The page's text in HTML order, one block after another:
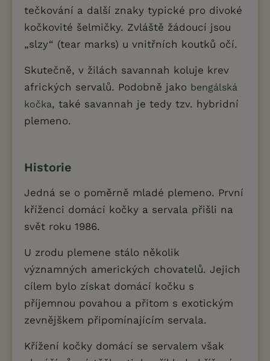
tečkování a další znaky typické pro divoké
kočkovité šelmičky. Zvláště žádoucí jsou
„slzy“ (tear marks) u vnitřních koutků očí.
Skutečně, v žilách savannah koluje krev
afrických servalů. Podobně jako bengálská
kočka, také savannah je tedy tzv. hybridní
plemeno.
Historie
Jedná se o poměrně mladé plemeno. První
kříženci domácí kočky a servala přišli na
svět roku 1986.
U zrodu plemene stálo několik
významných amerických chovatelů. Jejich
cílem bylo získat domácí kočku s
příjemnou povahou a přitom s exotickým
zevnějškem připomínajícím servala.
Křížení kočky domácí se servalem však